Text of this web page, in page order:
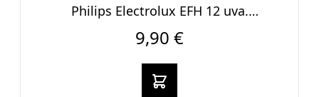
Philips Electrolux EFH 12 uva.
Staubsauger
9,90 €
In den warenkorb